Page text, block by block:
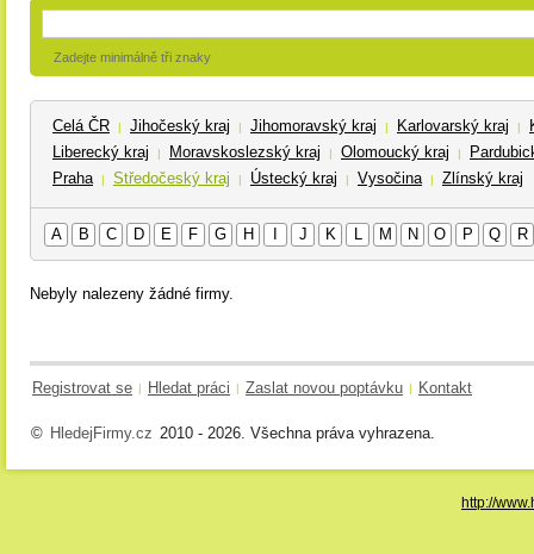
Zadejte minimálně tři znaky
Celá ČR | Jihočeský kraj | Jihomoravský kraj | Karlovarský kraj |
Liberecký kraj
| Moravskoslezský kraj | Olomoucký kraj |
Praha
| Středočeský kraj | Ústecký kraj | Vysočina | Zlínský kraj
A B C D E F G H J K L M N O P Q R
Nebyly nalezeny žádné firmy.
Registrovat se | Hledat práci | Zaslat novou poptávku | Kontakt
© HledejFirmy.cz 2010 - 2026. Všechna práva vyhrazena.
http://